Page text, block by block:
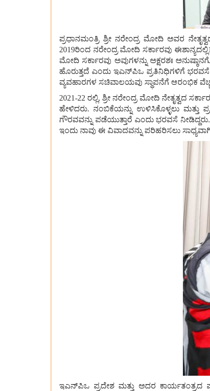
ಪ್ರಧಾನಮಂತ್ರಿ ಶ್ರೀ ನರೇಂದ್ರ ಮೋದಿ ಅವರ
2019ರಿಂದ ನರೇಂದ್ರ ಮೋದಿ ಸರ್ಕಾರವು
ಮೋದಿ ಸರ್ಕಾರವು ಅವುಗಳನ್ನು ಅಕ್ಷರಶಃ
ಹೊರುತ್ತದೆ ಎಂದು ಇಎನ್‌ಪಿಒ ಪ್ರತಿನಿಧಿಗಳಿಗೆ ಭರವಸೆ
ವ್ಯವಹಾರಗಳ ಸಚಿವಾಲಯವು ಸ್ಥಾಪನೆಗೆ ಆರಂಭಿಕ
2021-22 ರಲ್ಲಿ, ಶ್ರೀ ನರೇಂದ್ರ ಮೋದಿ ನೇತೃತ್ವದ
ಹೇಳಿದರು. ನಂಬಿಕೆಯನ್ನು ಉಳಿಸಿಕೊಳ್ಳಲು ಮತ್ತು
ಗೌರವವನ್ನು ಪಡೆಯುತ್ತಾರೆ ಎಂದು ಭರವಸೆ
ಇಂದು ನಾವು ಈ ವಿವಾದವನ್ನು ಪರಿಹರಿಸಲು
ಇಎನ್‌ಪಿಒ ಪ್ರದೇಶ ಮತ್ತು ಅದರ ಕಾರ್ಯತಂತ್ರದ